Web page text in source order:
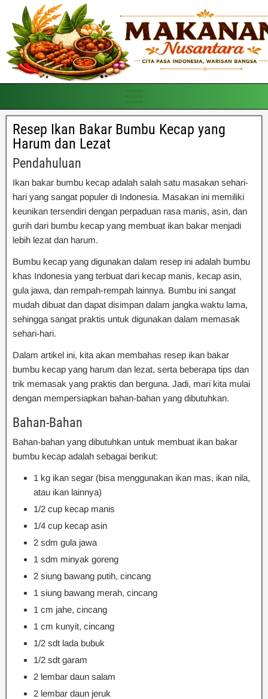
Resep Ikan Bakar Bumbu Kecap yang
Harum dan Lezat
Pendahuluan
Ikan bakar bumbu kecap adalah salah satu masakan sehari-
hari yang sangat populer di Indonesia. Masakan ini memiliki
keunikan tersendiri dengan perpaduan rasa manis, asin, dan
gurih dari bumbu kecap yang membuat ikan bakar menjadi
lebih lezat dan harum.
Bumbu kecap yang digunakan dalam resep ini adalah bumbu
khas Indonesia yang terbuat dari kecap manis, kecap asin,
gula jawa, dan rempah-rempah lainnya. Bumbu ini sangat
mudah dibuat dan dapat disimpan dalam jangka waktu lama,
sehingga sangat praktis untuk digunakan dalam memasak
sehari-hari.
Dalam artikel ini, kita akan membahas resep ikan bakar
bumbu kecap yang harum dan lezat, serta beberapa tips dan
trik memasak yang praktis dan berguna. Jadi, mari kita mulai
dengan mempersiapkan bahan-bahan yang dibutuhkan.
Bahan-Bahan
Bahan-bahan yang dibutuhkan untuk membuat ikan bakar
bumbu kecap adalah sebagai berikut:
1 kg ikan segar (bisa menggunakan ikan mas, ikan nila,
atau ikan lainnya)
1/2 cup kecap manis
1/4 cup kecap asin
2 sdm gula jawa
1 sdm minyak goreng
2 siung bawang putih, cincang
1 siung bawang merah, cincang
1 cm jahe, cincang
1 cm kunyit, cincang
1/2 sdt lada bubuk
1/2 sdt garam
2 lembar daun salam
2 lembar daun jeruk